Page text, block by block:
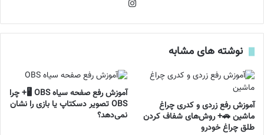
نوشته های مشابه
آموزش رفع زردی و کدری چراغ
ماشین 🚗+ روش‌های شفاف کردن
طلق چراغ خودرو
آموزش رفع صفحه سیاه OBS 🖥️+ چرا
OBS تصویر دسکتاپ یا بازی را نشان
نمی‌دهد؟